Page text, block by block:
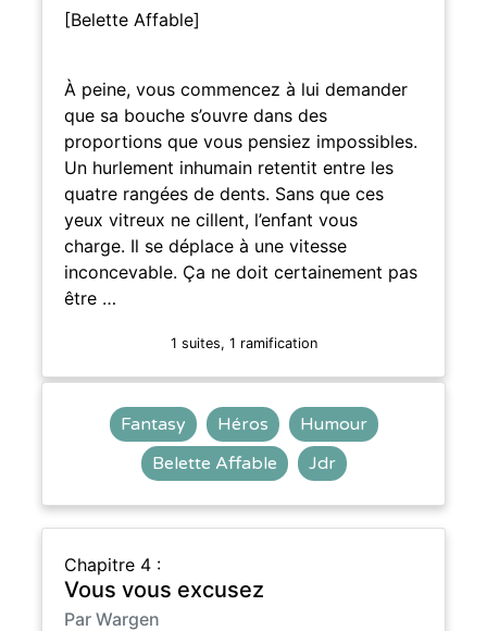
[Belette Affable]
À peine, vous commencez à lui demander
que sa bouche s’ouvre dans des
proportions que vous pensiez impossibles.
Un hurlement inhumain retentit entre les
quatre rangées de dents. Sans que ces
yeux vitreux ne cillent, l’enfant vous
charge. Il se déplace à une vitesse
inconcevable. Ça ne doit certainement pas
être …
1 suites, 1 ramification
Fantasy Héros
Humour
Belette Affable
Jdr
Chapitre 4 :
Vous vous excusez
Par Wargen